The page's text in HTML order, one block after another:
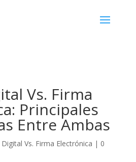
Vs. Firma
Principales
Entre Ambas
Vs. Firma Electrónica | 0